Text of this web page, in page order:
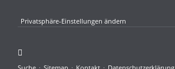
Privatsphäre-Einstellungen ändern
Navigation